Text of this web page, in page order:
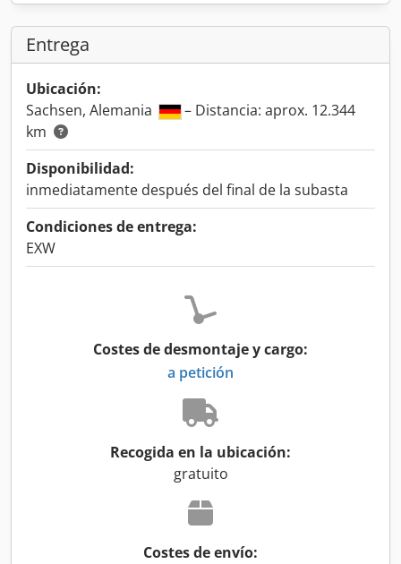
Entrega
Ubicación:
Sachsen, Alemania
– Distancia: aprox. 12.344
km
Disponibilidad:
inmediatamente después del final de la subasta
Condiciones de entrega:
EXW
Costes de desmontaje y cargo:
a petición
Recogida en la ubicación:
gratuito
Costes de envío: